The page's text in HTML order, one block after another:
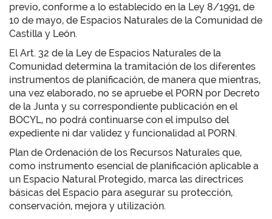
previo, conforme a lo establecido en la Ley 8/1991, de
10 de mayo, de Espacios Naturales de la Comunidad de
Castilla y León.
El Art. 32 de la Ley de Espacios Naturales de la
Comunidad determina la tramitación de los diferentes
instrumentos de planificación, de manera que mientras,
una vez elaborado, no se apruebe el PORN por Decreto
de la Junta y su correspondiente publicación en el
BOCYL, no podrá continuarse con el impulso del
expediente ni dar validez y funcionalidad al PORN.
Plan de Ordenación de los Recursos Naturales que,
como instrumento esencial de planificación aplicable a
un Espacio Natural Protegido, marca las directrices
básicas del Espacio para asegurar su protección,
conservación, mejora y utilización.